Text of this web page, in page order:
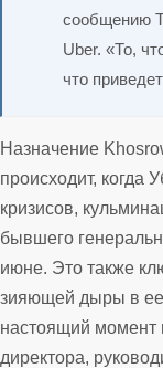
сообщению
Uber. «То,
что
Назначение
происходит, когда
кризисов,
бывшего
июне. Это также
зияющей дыры в ее
настоящий момент
директора,